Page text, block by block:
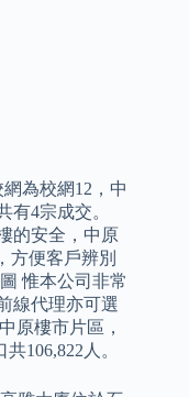
為校網12，中
有4宗成交。
的安全，中原
方便客戶辨別
惟本公司非常
線代理亦可選
原樓市片區，
106,822人。